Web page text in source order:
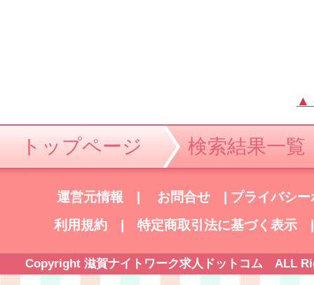
▲
トップページ 検索結果一覧
運営元情報 お問合せ
プライバシ
利用規約| 特定商取引法に基づく表示
Copyright 滋賀ナイトワーク求人ドットコム ALL